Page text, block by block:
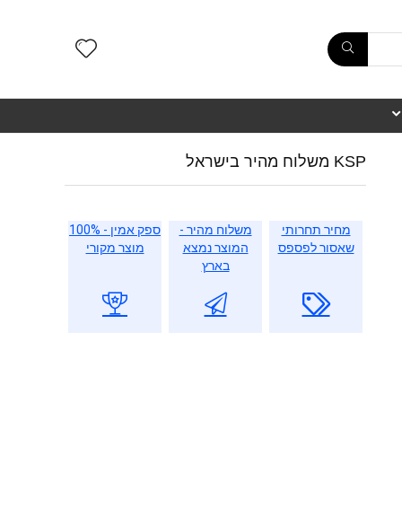
KSP משלוח מהיר בישראל
מחיר תחרותי
שאסור לפספס
משלוח מהיר -
המוצר נמצא
בארץ
ספק אמין - 100%
מוצר מקורי